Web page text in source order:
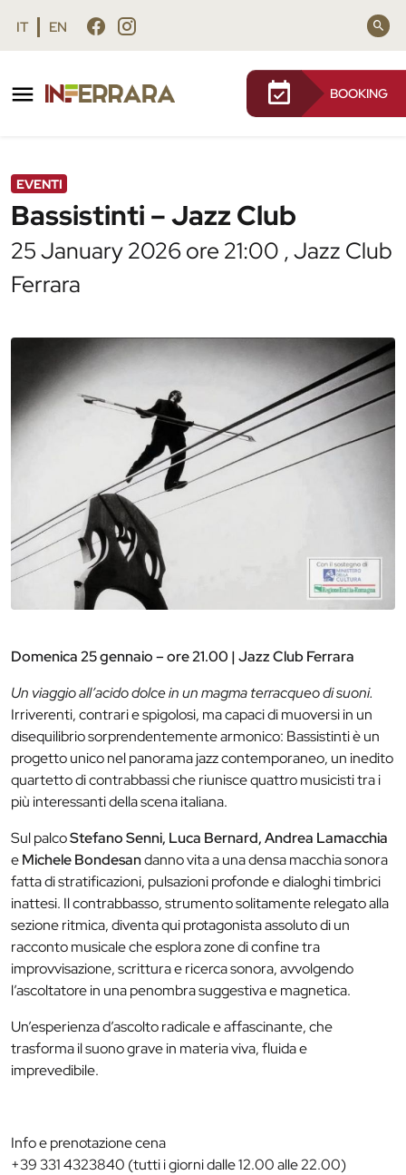
Vai al contenuto principale
Vai al footer
IT EN
BOOKING
Bassistinti – Jazz Club
EVENTI
Bassistinti – Jazz Club
25 January 2026 ore 21:00 , Jazz Club
Ferrara
Domenica 25 gennaio – ore 21.00 | Jazz Club Ferrara
Un viaggio all’acido dolce in un magma terracqueo di suoni.
Irriverenti, contrari e spigolosi, ma capaci di muoversi in un
disequilibrio sorprendentemente armonico: Bassistinti è un
progetto unico nel panorama jazz contemporaneo, un inedito
quartetto di contrabbassi che riunisce quattro musicisti tra i
più interessanti della scena italiana.
Sul palcoStefano Senni, Luca Bernard, Andrea Lamacchia
eMichele Bondesandanno vita a una densa macchia sonora
fatta di stratificazioni, pulsazioni profonde e dialoghi timbrici
inattesi. Il contrabbasso, strumento solitamente relegato alla
sezione ritmica, diventa qui protagonista assoluto di un
racconto musicale che esplora zone di confine tra
improvvisazione, scrittura e ricerca sonora, avvolgendo
l’ascoltatore in una penombra suggestiva e magnetica.
Un’esperienza d’ascolto radicale e affascinante, che
trasforma il suono grave in materia viva, fluida e
imprevedibile.
Info e prenotazione cena
+39 331 4323840 (tutti i giorni dalle 12.00 alle 22.00)